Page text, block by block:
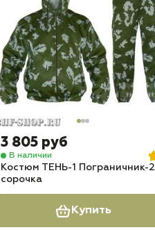
3 805 руб
В наличии
Костюм ТЕНЬ-1 Пограничник-2
сорочка
Купить